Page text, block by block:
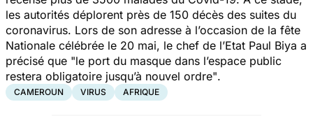
les autorités déplorent près de 150 décès des suites du
coronavirus. Lors de son adresse à l’occasion de la fête
Nationale célébrée le 20 mai, le chef de l’Etat Paul Biya a
précisé que "le port du masque dans l’espace public
restera obligatoire jusqu’à nouvel ordre".
CAMEROUN VIRUS AFRIQUE